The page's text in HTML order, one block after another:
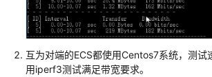
故
障
排
除
互为对端的ECS都使用Centos7系统，测
用iperf3测试满足带宽要求。